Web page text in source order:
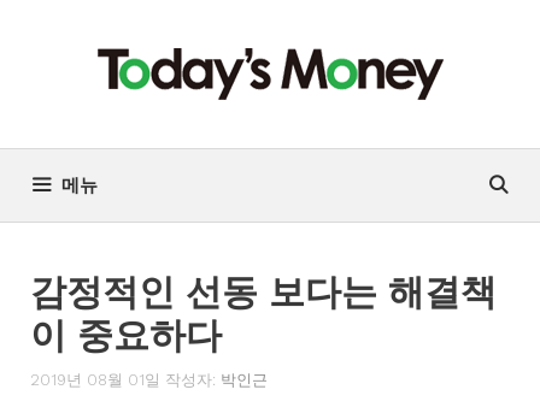
기
메뉴
감정적인 선동 보다는 해결책
이 중요하다
2019년 08월 01일 작성자: 박인근